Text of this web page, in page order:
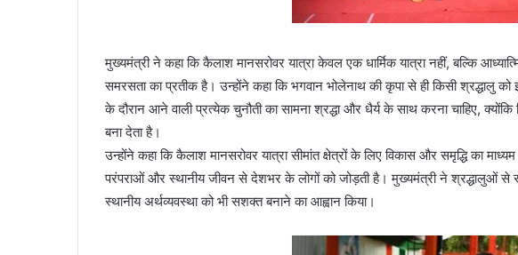
मुख्यमंत्री ने कहा कि कैलाश मानसरोवर यात्रा केवल एक धार्मिक यात्रा नहीं, बल्कि
समरसता का प्रतीक है। उन्होंने कहा कि भगवान भोलेनाथ की कृपा से ही किसी श्रद्धालु को
के दौरान आने वाली प्रत्येक चुनौती का सामना श्रद्धा और धैर्य के साथ करना चाहिए,
बना देता है।
उन्होंने कहा कि कैलाश मानसरोवर यात्रा सीमांत क्षेत्रों के लिए विकास और समृद्धि का
परंपराओं और स्थानीय जीवन से देशभर के लोगों को जोड़ती है। मुख्यमंत्री ने श्रद्धालुओं से
स्थानीय अर्थव्यवस्था को भी सशक्त बनाने का आह्वान किया।